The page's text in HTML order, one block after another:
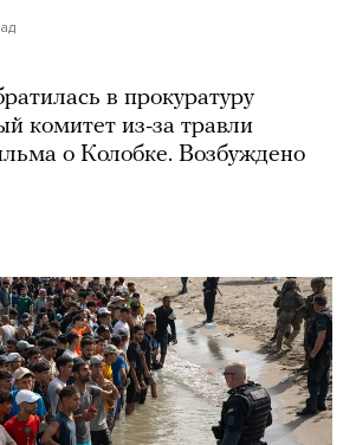
в прокуратуру
комитет из-за травли
о Колобке. Возбуждено